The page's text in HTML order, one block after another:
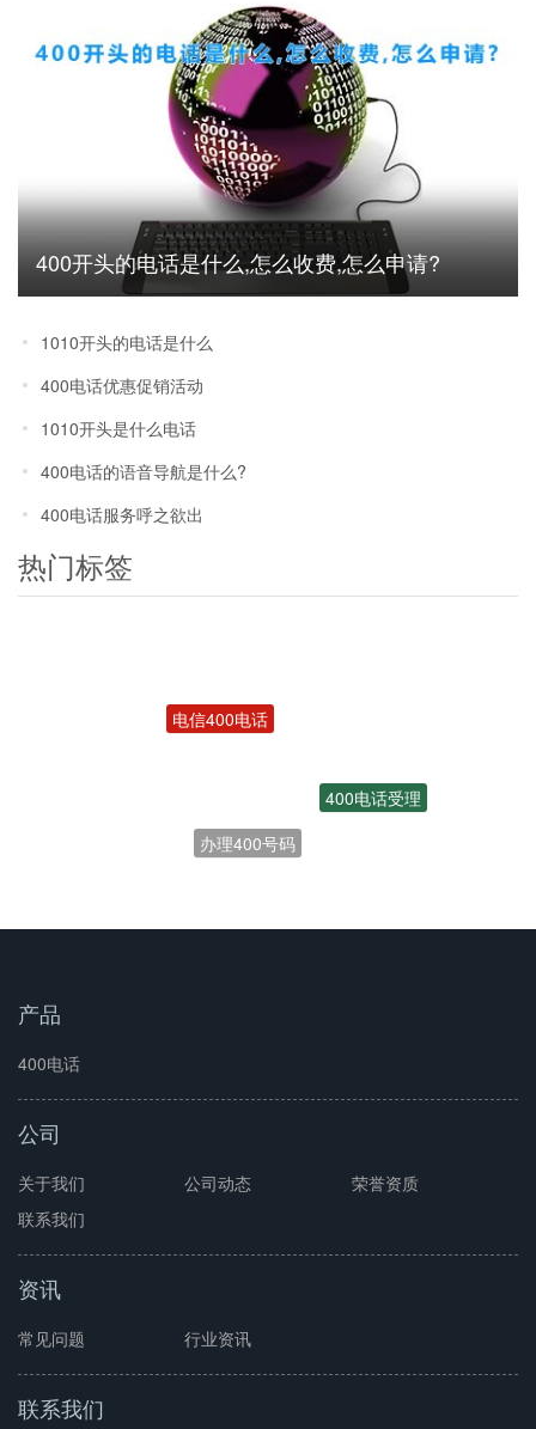
400开头的电话是什么,怎么收费,怎么申请?
1010开头的电话是什么
400电话优惠促销活动
1010开头是什么电话
400电话的语音导航是什么?
400电话服务呼之欲出
热门标签
400电话受理
产品
400电话
公司
关于我们 公司动态
荣誉资质
联系我们
资讯
常见问题 行业资讯
联系我们